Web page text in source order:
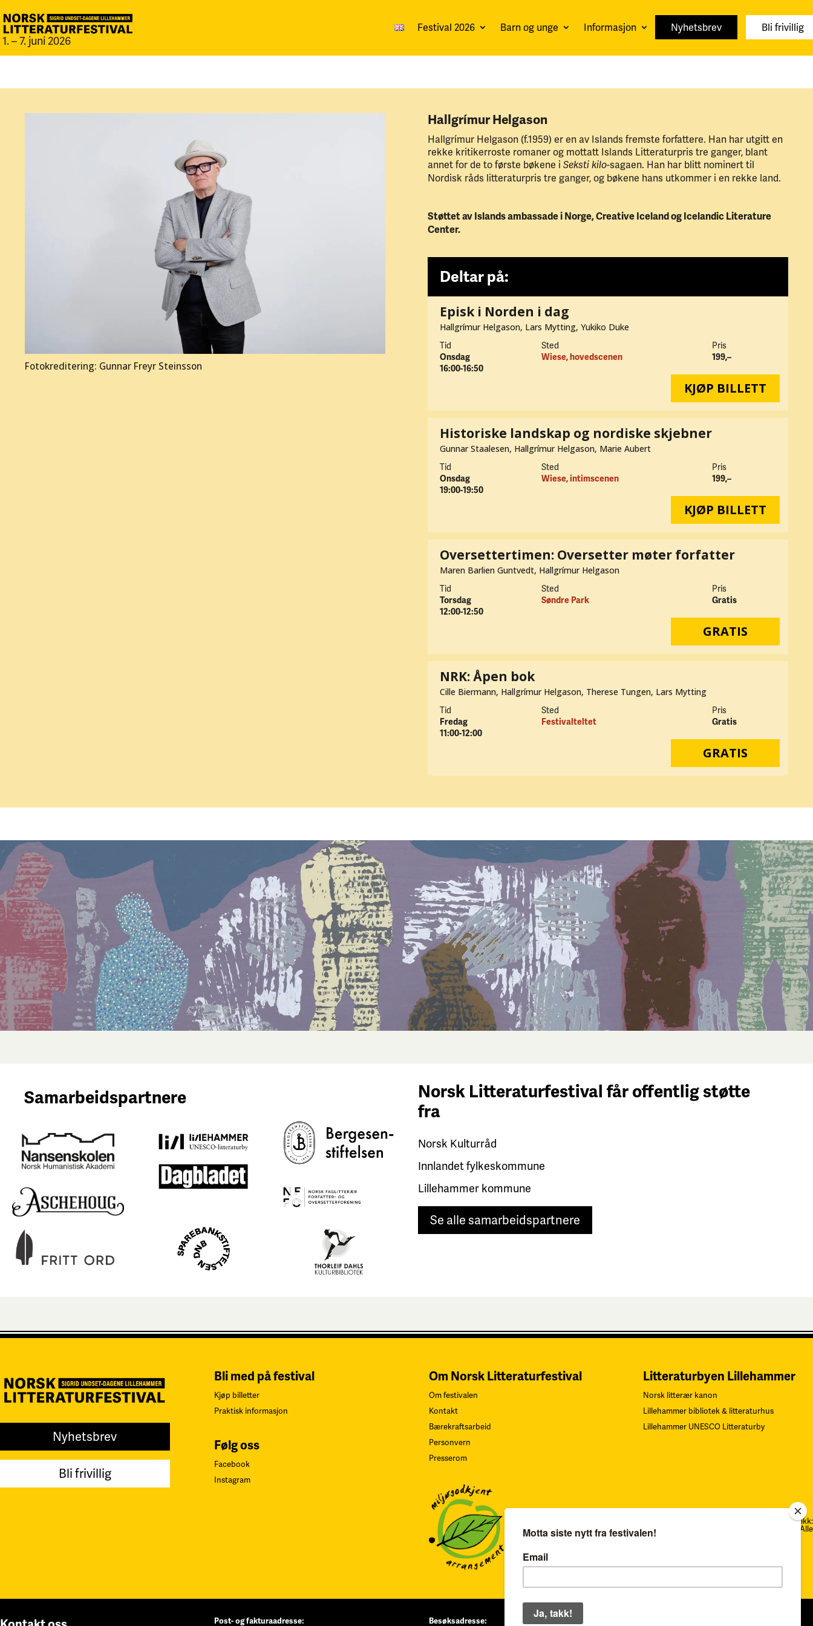
1. – 7. juni 2026
Festival 2026 Barn og unge Informasjon Nyhetsbrev Bli frivillig
Fotokreditering: Gunnar Freyr Steinsson
Hallgrímur Helgason
Hallgrímur Helgason (f.1959) er en av Islands fremste forfattere. Han har utgitt en
rekke kritikerroste romaner og mottatt Islands Litteraturpris tre ganger, blant
annet for de to første bøkene i Seksti kilo-sagaen. Han har blitt nominert til
Nordisk råds litteraturpris tre ganger, og bøkene hans utkommer i en rekke land.
Støttet av Islands ambassade i Norge, Creative Iceland og Icelandic Literature
Center.
Deltar på:
Episk i Norden i dag
Hallgrímur Helgason, Lars Mytting, Yukiko Duke
Tid
Onsdag
16:00-16:50
Sted
Wiese, hovedscenen
Pris
199,–
KJØP BILLETT
Historiske landskap og nordiske skjebner
Gunnar Staalesen, Hallgrímur Helgason, Marie Aubert
Tid
Onsdag
19:00-19:50
Sted
Wiese, intimscenen
Pris
199,–
KJØP BILLETT
Oversettertimen: Oversetter møter forfatter
Maren Barlien Guntvedt, Hallgrímur Helgason
Tid
Torsdag
12:00-12:50
Sted
Søndre Park
Pris
Gratis
GRATIS
NRK: Åpen bok
Cille Biermann, Hallgrímur Helgason, Therese Tungen, Lars Mytting
Tid
Fredag
11:00-12:00
Sted
Festivalteltet
Pris
Gratis
GRATIS
Samarbeidspartnere Norsk Litteraturfestival får offentlig støtte
fra
Norsk Kulturråd
Innlandet fylkeskommune
Lillehammer kommune
Se alle samarbeidspartnere
Nyhetsbrev
Bli frivillig
Bli med på festival
Kjøp billetter
Praktisk informasjon
Følg oss
Facebook
Instagram
Om Norsk Litteraturfestival
Om festivalen
Kontakt
Bærekraftsarbeid
Personvern
Presserom
Litteraturbyen Lillehammer
Norsk litterær kanon
Lillehammer bibliotek & litteraturhus
Lillehammer UNESCO Litteraturby
Navn på Kunstverk: «Gjentagelser». Teknikk:
Serigrafi. oto: Øystein Thorvaldsen. Alle
rettigheter Sverre Bjertnæs, BONO
Post- og fakturaadresse: Besøksadresse: